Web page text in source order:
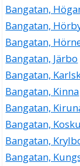
Bangatan,
Bangatan,
Bangatan,
Bangatan, Järbo
Bangatan,
Bangatan, Kinna
Bangatan,
Bangatan,
Bangatan,
Bangatan,